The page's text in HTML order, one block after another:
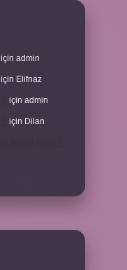
için admin
için Elifnaz
için admin
için Dilan